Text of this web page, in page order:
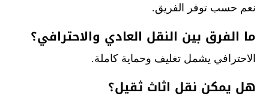
نعم حسب توفر الفريق.
ما الفرق بين النقل العادي والاحترافي؟
الاحترافي يشمل تغليف وحماية كاملة.
هل يمكن نقل اثاث ثقيل؟